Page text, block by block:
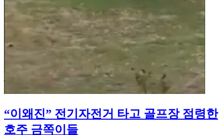
“이왜진” 전기자전거 타고 골프장 점령한
호주 금쪽이들